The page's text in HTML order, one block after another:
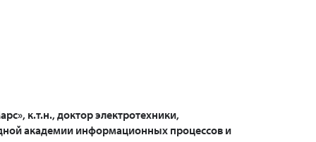
к.т.н., доктор электротехники,
академии информационных процессов и